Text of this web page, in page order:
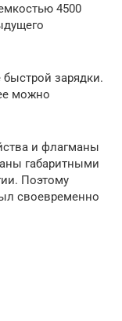
4500
зарядки.
можно
и флагманы
габаритными
Поэтому
своевременно